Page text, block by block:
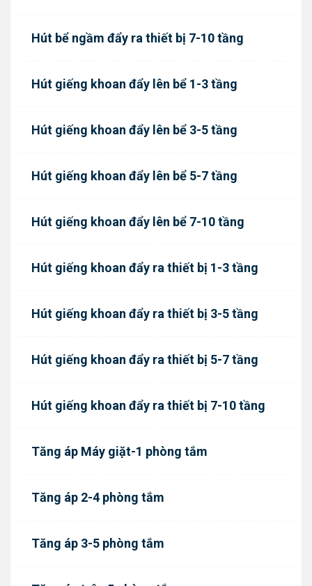
Hút bể ngầm đẩy ra thiết bị 7-10 tầng
Hút giếng khoan đẩy lên bể 1-3 tầng
Hút giếng khoan đẩy lên bể 3-5 tầng
Hút giếng khoan đẩy lên bể 5-7 tầng
Hút giếng khoan đẩy lên bể 7-10 tầng
Hút giếng khoan đẩy ra thiết bị 1-3 tầng
Hút giếng khoan đẩy ra thiết bị 3-5 tầng
Hút giếng khoan đẩy ra thiết bị 5-7 tầng
Hút giếng khoan đẩy ra thiết bị 7-10 tầng
Tăng áp Máy giặt-1 phòng tắm
Tăng áp 2-4 phòng tắm
Tăng áp 3-5 phòng tắm